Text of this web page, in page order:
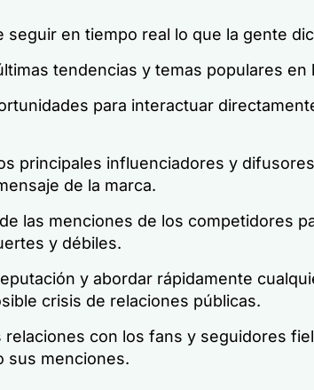
seguir en tiempo real lo que la gente
tendencias y temas populares en
para interactuar
principales influenciadores y
de la marca.
las menciones de los competidores
y débiles.
y abordar rápidamente
crisis de relaciones públicas.
relaciones con los fans y seguidores
sus menciones.